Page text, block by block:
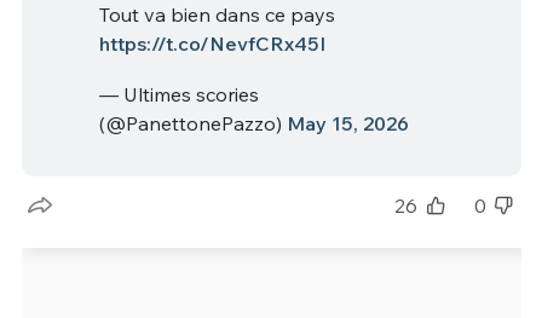
Tout va bien dans ce pays
https://t.co/NevfCRx45I
— Ultimes scories
(@PanettonePazzo) May 15, 2026
26 0